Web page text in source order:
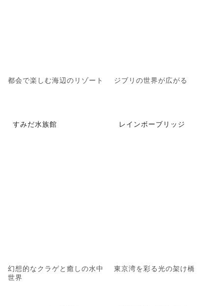
都会で楽しむ海辺のリゾート ジブリの世界が広がる
すみだ水族館
幻想的なクラゲと癒しの水中
世界
レインボーブリッジ
東京湾を彩る光の架け橋